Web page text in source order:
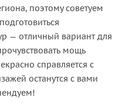
поэтому советуем
— отличный вариант для
мощь
справляется с
останутся с вами